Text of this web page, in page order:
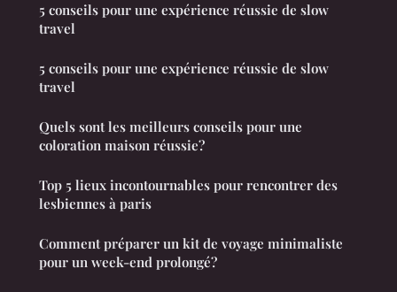
5 conseils pour une expérience réussie de slow
travel
5 conseils pour une expérience réussie de slow
travel
Quels sont les meilleurs conseils pour une
coloration maison réussie?
Top 5 lieux incontournables pour rencontrer des
lesbiennes à paris
Comment préparer un kit de voyage minimaliste
pour un week-end prolongé?